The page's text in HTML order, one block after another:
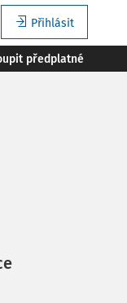
Přihlásit
předplatné